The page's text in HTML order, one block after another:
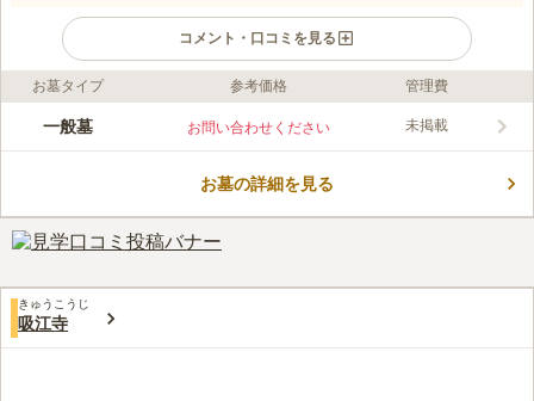
コメント・口コミを見る
ライフドット編集部のコメント
2002年6月に誕生した佑浩寺ビルの5階にある裕浩寺は、、6階ま
でじっくりとお参りが可能です。水汲み場やトイレがあり、また
きます。
口コミ評価
お墓タイプ 参考価格 管理費
一般墓 お問い合わせください 未掲載
お墓の詳細を見る
きゅうこうじ
吸江寺